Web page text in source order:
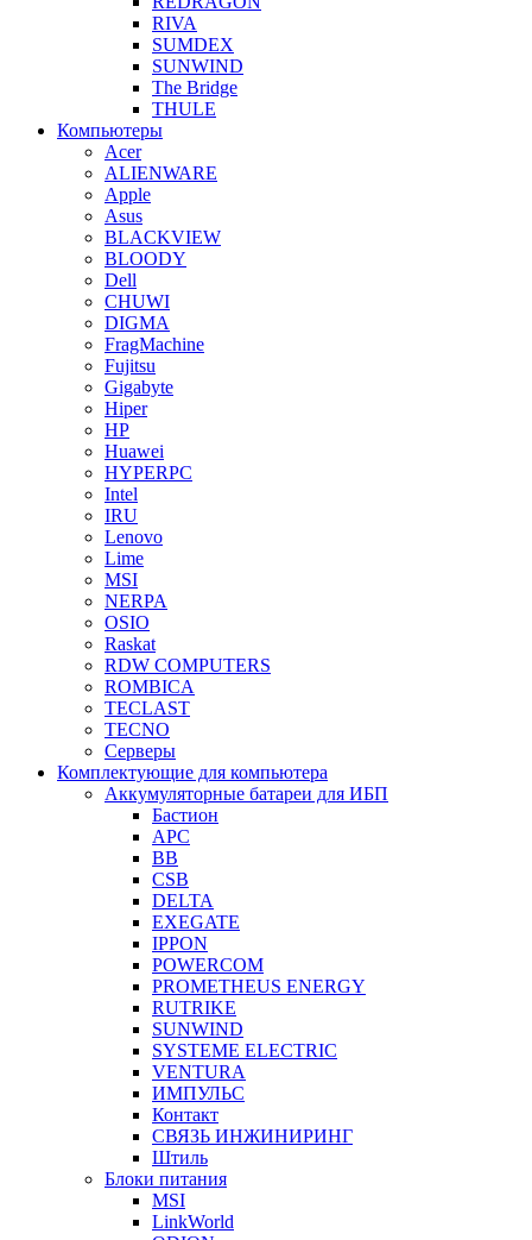
RIVA
SUMDEX
SUNWIND
The Bridge
THULE
Компьютеры
Acer
ALIENWARE
Apple
Asus
BLACKVIEW
BLOODY
Dell
CHUWI
DIGMA
FragMachine
Fujitsu
Gigabyte
Hiper
HP
Huawei
HYPERPC
Intel
IRU
Lenovo
Lime
MSI
NERPA
OSIO
Raskat
RDW COMPUTERS
ROMBICA
TECLAST
TECNO
Серверы
Комплектующие для компьютера
Аккумуляторные батареи для ИБП
Бастион
APC
BB
CSB
DELTA
EXEGATE
IPPON
POWERCOM
PROMETHEUS ENERGY
RUTRIKE
SUNWIND
SYSTEME ELECTRIC
VENTURA
ИМПУЛЬС
Контакт
СВЯЗЬ ИНЖИНИРИНГ
Штиль
Блоки питания
MSI
LinkWorld